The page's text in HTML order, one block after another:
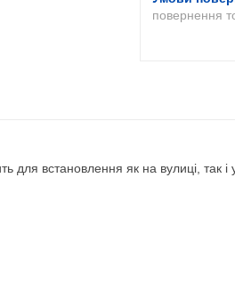
повернення
для встановлення як на вулиці, так і